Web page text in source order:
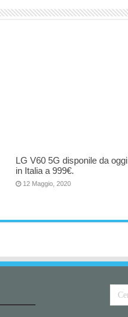
LG V60 5G disponile da oggi
in Italia a 999€.
12 Maggio, 2020